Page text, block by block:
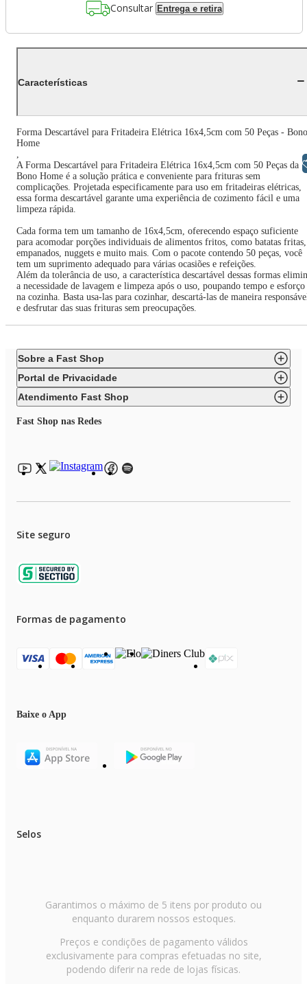
Consultar Entrega e retira
Características
Forma Descartável para Fritadeira Elétrica 16x4,5cm com 50 Peças - Bono
Home
,
A Forma Descartável para Fritadeira Elétrica 16x4,5cm com 50 Peças da
Bono Home é a solução prática e conveniente para frituras sem
complicações. Projetada especificamente para uso em fritadeiras elétricas,
essa forma descartável garante uma experiência de cozimento fácil e uma
limpeza rápida.
Cada forma tem um tamanho de 16x4,5cm, oferecendo espaço suficiente
para acomodar porções individuais de alimentos fritos, como batatas fritas,
empanados, nuggets e muito mais. Com o pacote contendo 50 peças, você
tem um suprimento adequado para várias ocasiões e refeições.
Além da tolerância de uso, a característica descartável dessas formas
a necessidade de lavagem e limpeza após o uso, poupando tempo e esforço
na cozinha. Basta usa-las para cozinhar, descartá-las de maneira
e desfrutar das suas frituras sem preocupações.
Sobre a Fast Shop
Portal de Privacidade
Atendimento Fast Shop
Fast Shop nas Redes
Site seguro
Formas de pagamento
Baixe o App
Selos
Garantimos o máximo de 5 itens por produto ou
enquanto durarem nossos estoques.
Preços e condições de pagamento válidos
exclusivamente para compras efetuadas no site,
podendo diferir na rede de lojas físicas.
Libras